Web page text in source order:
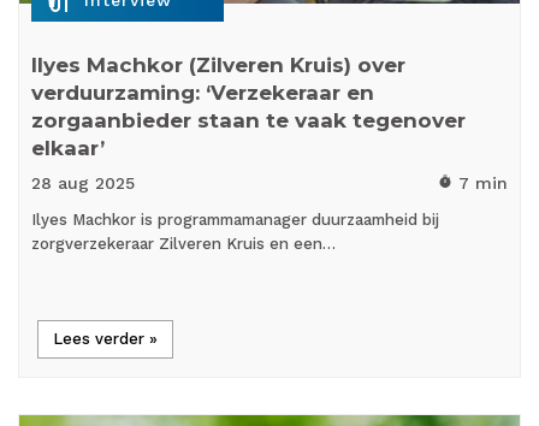
Ilyes Machkor (Zilveren Kruis) over
verduurzaming: ‘Verzekeraar en
zorgaanbieder staan te vaak tegenover
elkaar’
28 aug 2025 timer 7 min
Ilyes Machkor is programmamanager duurzaamheid bij
zorgverzekeraar Zilveren Kruis en een…
Lees verder »